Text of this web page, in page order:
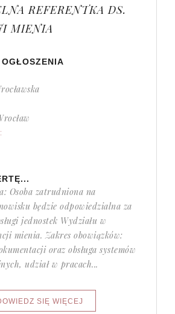
REFERENTKA DS.
MIENIA
Osoba zatrudniona na
będzie odpowiedzialna za
jednostek Wydziału w
mienia. Zakres obowiązków:
oraz obsługa systemów
udział w pracach...